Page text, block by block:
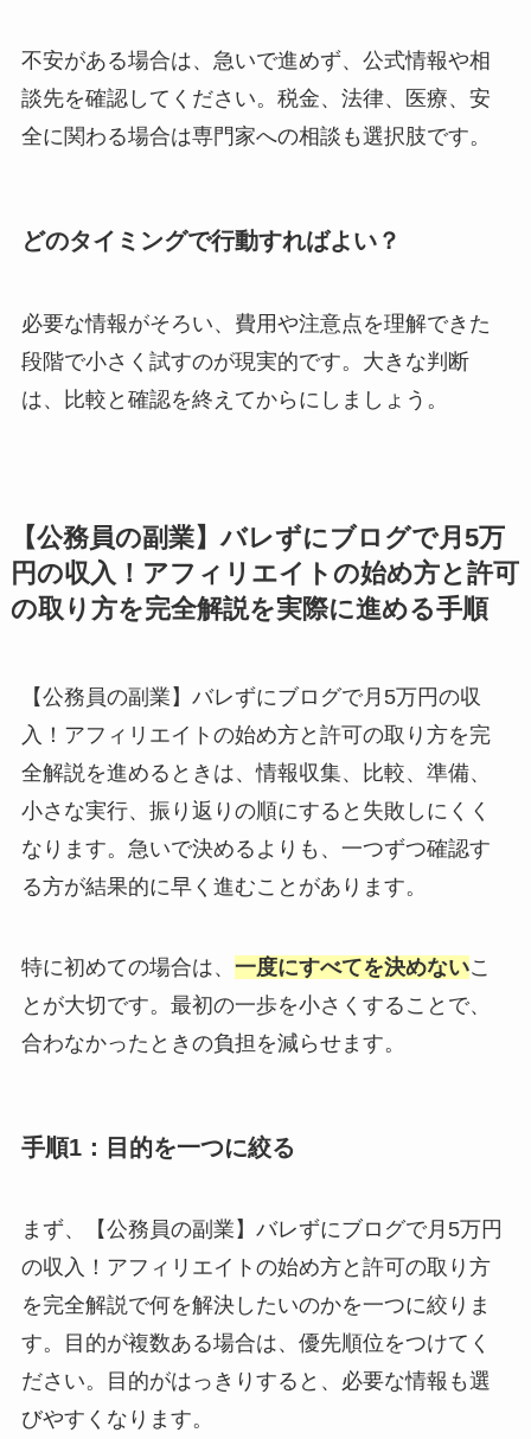
不安がある場合は、急いで進めず、公式情報や相
談先を確認してください。税金、法律、医療、安
全に関わる場合は専門家への相談も選択肢です。
どのタイミングで行動すればよい？
必要な情報がそろい、費用や注意点を理解できた
段階で小さく試すのが現実的です。大きな判断
は、比較と確認を終えてからにしましょう。
【公務員の副業】バレずにブログで月5万
円の収入！アフィリエイトの始め方と許可
の取り方を完全解説を実際に進める手順
【公務員の副業】バレずにブログで月5万円の収
入！アフィリエイトの始め方と許可の取り方を完
全解説を進めるときは、情報収集、比較、準備、
小さな実行、振り返りの順にすると失敗しにくく
なります。急いで決めるよりも、一つずつ確認す
る方が結果的に早く進むことがあります。
特に初めての場合は、 一度にすべてを決めないこ
とが大切です。最初の一歩を小さくすることで、
合わなかったときの負担を減らせます。
手順1：目的を一つに絞る
まず、【公務員の副業】バレずにブログで月5万円
の収入！アフィリエイトの始め方と許可の取り方
を完全解説で何を解決したいのかを一つに絞りま
す。目的が複数ある場合は、優先順位をつけてく
ださい。目的がはっきりすると、必要な情報も選
びやすくなります。